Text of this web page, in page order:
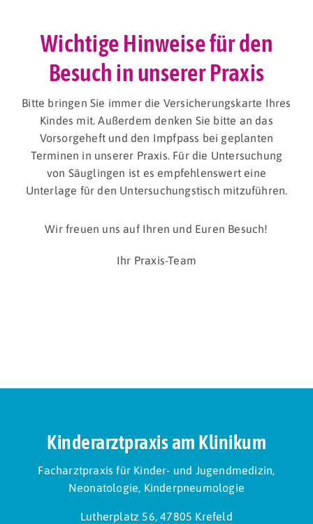
Wichtige Hinweise für den
Besuch in unserer Praxis
Bitte bringen Sie immer die Versicherungskarte Ihres
Kindes mit. Außerdem denken Sie bitte an das
Vorsorgeheft und den Impfpass bei geplanten
Terminen in unserer Praxis. Für die Untersuchung
von Säuglingen ist es empfehlenswert eine
Unterlage für den Untersuchungstisch mitzuführen.
Wir freuen uns auf Ihren und Euren Besuch!
Ihr Praxis-Team
Kinderarztpraxis am Klinikum
Facharztpraxis für Kinder- und Jugendmedizin,
Neonatologie, Kinderpneumologie
Lutherplatz 56, 47805 Krefeld